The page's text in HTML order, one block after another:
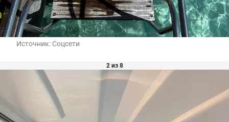
Источник: Соцсети
2 из 8